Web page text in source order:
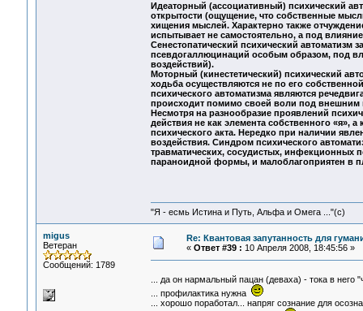
Идеаторный (ассоциативный) психический
открытости (ощущение, что собственные
хищения мыслей. Характерно также
испытывает не самостоятельно, а под
Сенестопатический психический автоматизм
псевдогаллюцинаций особым образом, под
воздействий).
Моторный (кинестетический) психический
ходьба осуществляются не по его
психического автоматизма являются
происходит помимо своей воли под внешним
Несмотря на разнообразие проявлений
действия не как элемента собственного «я»,
психического акта. Нередко при наличии
воздействия. Синдром психического
травматических, сосудистых, инфекционных
параноидной формы, и малоблагоприятен в
"Я - есмь Истина и Путь, Альфа и Омега ..."(с)
migus
Ветеран
Сообщений: 1789
Re: Квантовая запутанность для
« Ответ #39 : 10 Апреля 2008, 18:45:56 »
... да он нармальный пацан (деваха) - тока в
... профилактика нужна
... хорошо поработал... напряг сознание для